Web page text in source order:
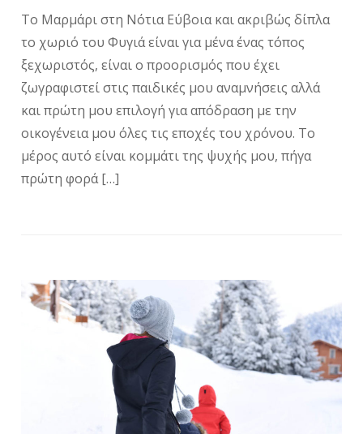
Το Μαρμάρι στη Νότια Εύβοια και ακριβώς δίπλα
το χωριό του Φυγιά είναι για μένα ένας τόπος
ξεχωριστός, είναι ο προορισμός που έχει
ζωγραφιστεί στις παιδικές μου αναμνήσεις αλλά
και πρώτη μου επιλογή για απόδραση με την
οικογένεια μου όλες τις εποχές του χρόνου. Το
μέρος αυτό είναι κομμάτι της ψυχής μου, πήγα
πρώτη φορά […]